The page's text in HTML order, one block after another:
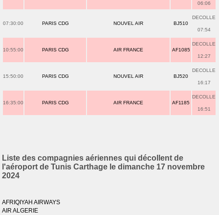
06:06
07:30:00 PARIS CDG NOUVEL AIR BJ510
DECOLLE
07:54
10:55:00 PARIS CDG AIR FRANCE AF1085
DECOLLE
12:27
15:50:00 PARIS CDG NOUVEL AIR BJ520
DECOLLE
16:17
16:35:00 PARIS CDG AIR FRANCE AF1185
DECOLLE
16:51
Liste des compagnies aériennes qui décollent de
l'aéroport de Tunis Carthage le dimanche 17 novembre
2024
AFRIQIYAH AIRWAYS
AIR ALGERIE